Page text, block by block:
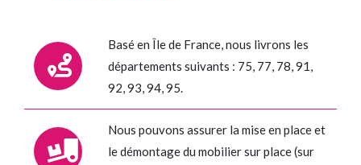
Basé en Île de France, nous livrons les
départements suivants : 75, 77, 78, 91,
92, 93, 94, 95.
Nous pouvons assurer la mise en place et
le démontage du mobilier sur place (sur